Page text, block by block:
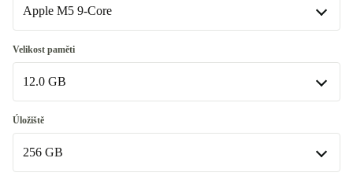
WiFi, Bluetooth 6.0, Mobilní data (5G) +1 311,94 Kč
Apple M5 9-Core
Apple M5 9-Core
K dispozici v jiné konfiguraci
Apple M5 10-Core
Velikost paměti
12.0 GB
12.0 GB
K dispozici v jiné konfiguraci
16.0 GB
Úložiště
256 GB